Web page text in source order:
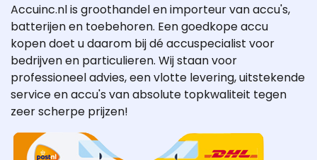
Accuinc.nl is groothandel en importeur van accu's,
batterijen en toebehoren. Een goedkope accu
kopen doet u daarom bij dé accuspecialist voor
bedrijven en particulieren. Wij staan voor
professioneel advies, een vlotte levering, uitstekende
service en accu's van absolute topkwaliteit tegen
zeer scherpe prijzen!